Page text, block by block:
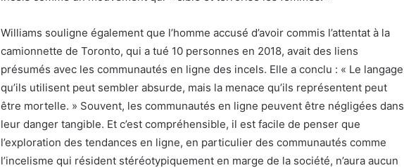
Williams souligne également que l’homme accusé d’avoir commis l’attentat à la
camionnette de Toronto, qui a tué 10 personnes en 2018, avait des liens
présumés avec les communautés en ligne des incels. Elle a conclu : « Le langage
qu’ils utilisent peut sembler absurde, mais la menace qu’ils représentent peut
être mortelle. » Souvent, les communautés en ligne peuvent être négligées dans
leur danger tangible. Et c’est compréhensible, il est facile de penser que
l’exploration des tendances en ligne, en particulier des communautés comme
l’incelisme qui résident stéréotypiquement en marge de la société, n’aura aucun